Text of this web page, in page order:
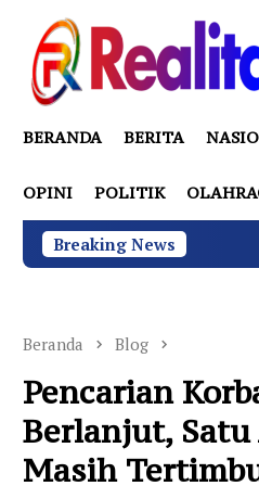
BERANDA BERITA
OPINI POLITIK
Breaking NewsBGN di
Beranda Blog
Pencarian
Berlanjut, Satu
Masih